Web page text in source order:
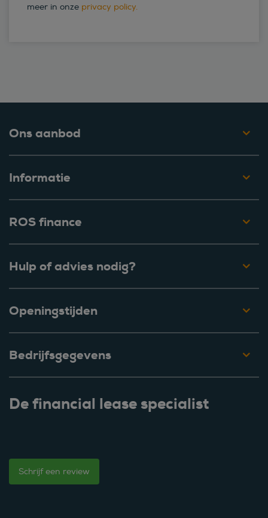
meer in onze privacy policy.
Ons aanbod
Informatie
ROS finance
Hulp of advies nodig?
Openingstijden
Bedrijfsgegevens
De financial lease specialist
Schrijf een review